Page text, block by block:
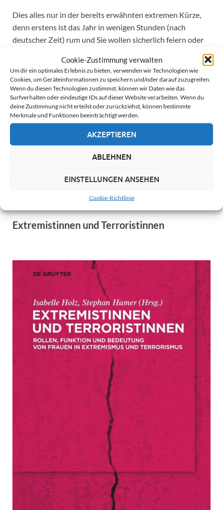
Cookie-Zustimmung verwalten
Um dir ein optimales Erlebnis zu bieten, verwenden wir Technologien wie
Cookies, um Geräteinformationen zu speichern und/oder darauf zuzugreifen.
Wenn du diesen Technologien zustimmst, können wir Daten wie das
Surfverhalten oder eindeutige IDs auf dieser Website verarbeiten. Wenn du
deine Zustimmung nicht erteilst oder zurückziehst, können bestimmte
Merkmale und Funktionen beeinträchtigt werden.
AKZEPTIEREN
ABLEHNEN
EINSTELLUNGEN ANSEHEN
Cookie-Richtlinie
Dies alles nur in der bereits erwähnten extremen Kürze,
denn erstens ist das Jahr in wenigen Stunden (nach
deutscher Zeit) rum und Sie wollen sicherlich feiern oder
ausschweifende Geschichten über meine Arbeit lesen, und
zweitens bereite ich mich jetzt auch auf den
Jahreswechsel vor, ganz privat. Ich danke Ihnen für Ihr
Interesse an unserer und meiner Arbeit, für die
zahlreichen Websitebesuche und, sofern erfolgt, für die
gute Kommunikation sowie all die positiven Erlebnisse
mit Ihnen in 2021! Kommen Sie gut ins neue Jahr, lassen
Silvesterabend!
Extremistinnen und Terroristinnen